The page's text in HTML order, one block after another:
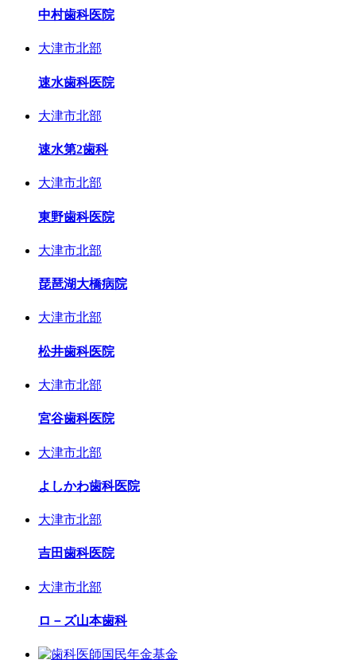
中村歯科医院
大津市北部
速水歯科医院
大津市北部
速水第2歯科
大津市北部
東野歯科医院
大津市北部
琵琶湖大橋病院
大津市北部
松井歯科医院
大津市北部
宮谷歯科医院
大津市北部
よしかわ歯科医院
大津市北部
吉田歯科医院
大津市北部
ロ－ズ山本歯科